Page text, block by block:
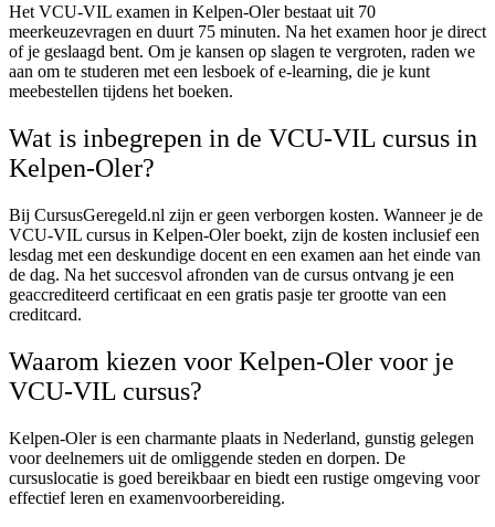
Het VCU-VIL examen in Kelpen-Oler bestaat uit 70
meerkeuzevragen en duurt 75 minuten. Na het examen hoor je direct
of je geslaagd bent. Om je kansen op slagen te vergroten, raden we
aan om te studeren met een lesboek of e-learning, die je kunt
meebestellen tijdens het boeken.
Wat is inbegrepen in de VCU-VIL cursus in
Kelpen-Oler?
Bij CursusGeregeld.nl zijn er geen verborgen kosten. Wanneer je de
VCU-VIL cursus in Kelpen-Oler boekt, zijn de kosten inclusief een
lesdag met een deskundige docent en een examen aan het einde van
de dag. Na het succesvol afronden van de cursus ontvang je een
geaccrediteerd certificaat en een gratis pasje ter grootte van een
creditcard.
Waarom kiezen voor Kelpen-Oler voor je
VCU-VIL cursus?
Kelpen-Oler is een charmante plaats in Nederland, gunstig gelegen
voor deelnemers uit de omliggende steden en dorpen. De
cursuslocatie is goed bereikbaar en biedt een rustige omgeving voor
effectief leren en examenvoorbereiding.